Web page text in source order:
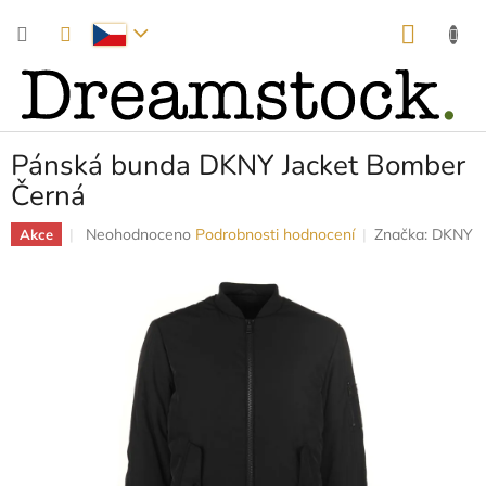
Pánská bunda DKNY Jacket Bomber
Černá
Akce
Průměrné
hvězdiček.
Neohodnoceno Podrobnosti hodnocení Značka: DKNY